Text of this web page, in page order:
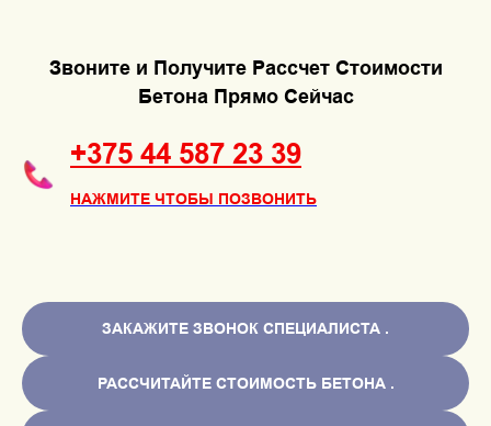
Звоните и Получите Рассчет Стоимости
Бетона Прямо Сейчас
+375 44 587 23 39
НАЖМИТЕ ЧТОБЫ ПОЗВОНИТЬ
ЗАКАЖИТЕ ЗВОНОК СПЕЦИАЛИСТА .
РАССЧИТАЙТЕ СТОИМОСТЬ БЕТОНА .